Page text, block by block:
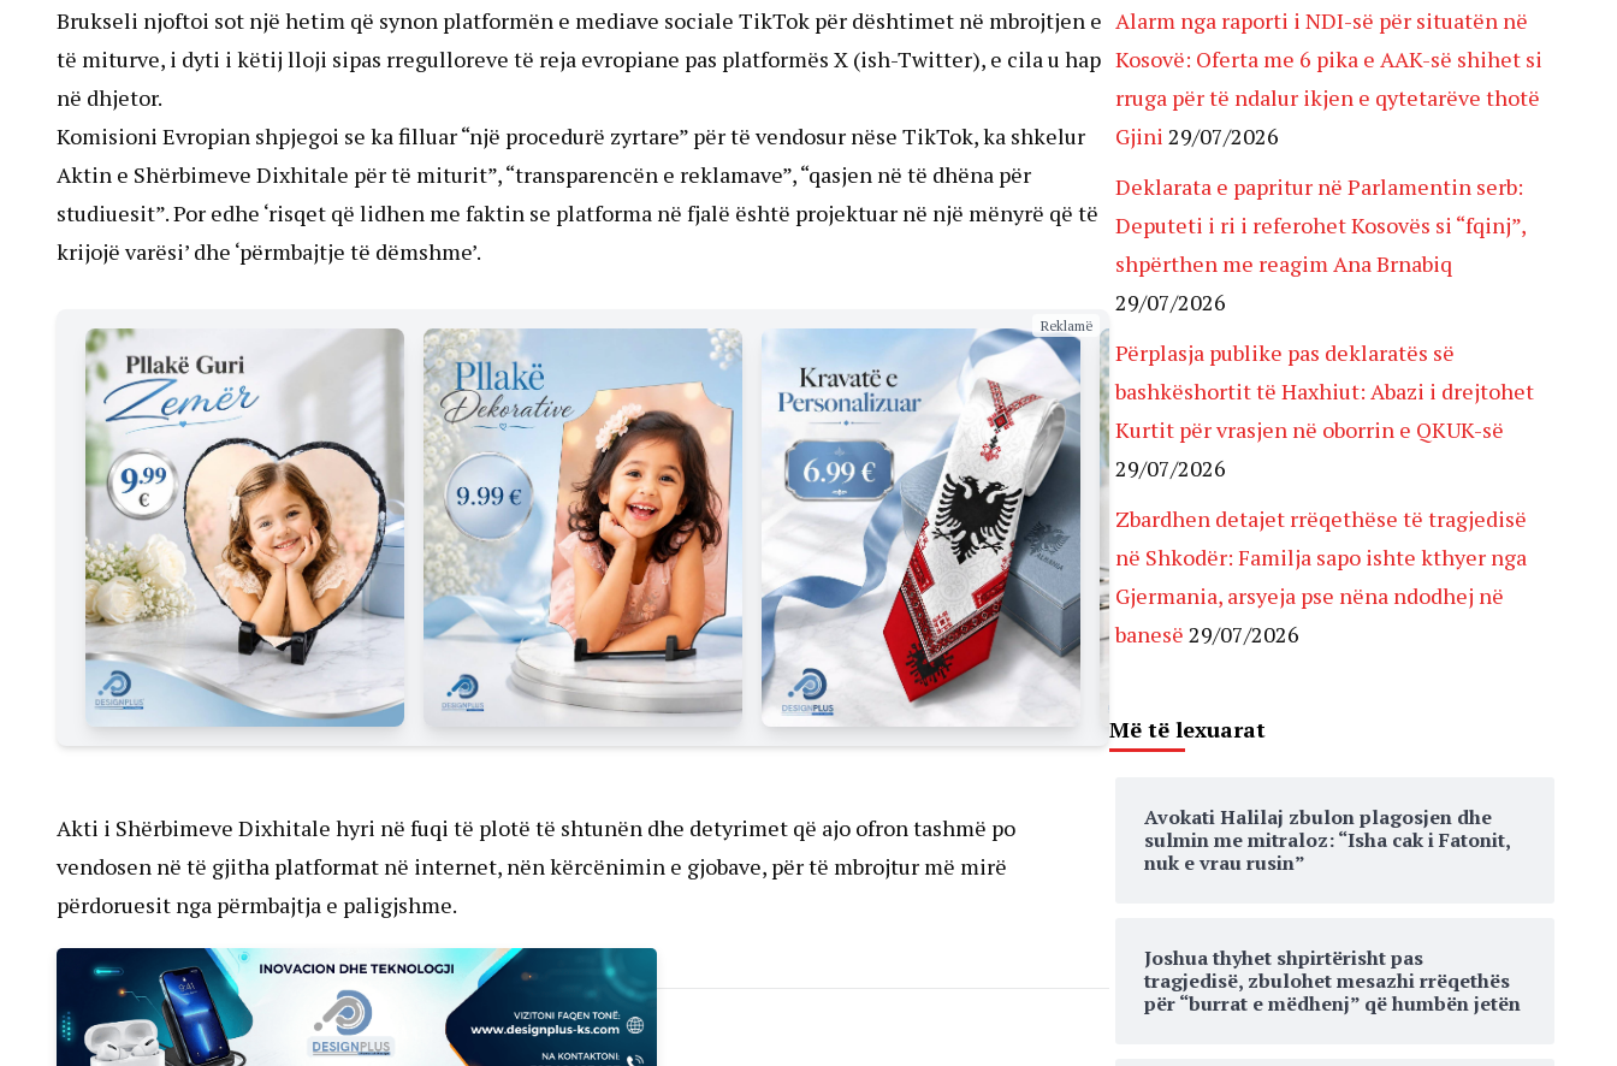
Brukseli njoftoi sot një hetim që synon platformën e mediave sociale TikTok për dështimet në mbrojtjen e
të miturve, i dyti i këtij lloji sipas rregulloreve të reja evropiane pas platformës X (ish-Twitter), e cila u hap
në dhjetor.
Komisioni Evropian shpjegoi se ka filluar “një procedurë zyrtare” për të vendosur nëse TikTok, ka shkelur
Aktin e Shërbimeve Dixhitale për të miturit”, “transparencën e reklamave”, “qasjen në të dhëna për
studiuesit”. Por edhe ‘risqet që lidhen me faktin se platforma në fjalë është projektuar në një mënyrë që të
krijojë varësi’ dhe ‘përmbajtje të dëmshme’.
Reklamë
Akti i Shërbimeve Dixhitale hyri në fuqi të plotë të shtunën dhe detyrimet që ajo ofron tashmë po
vendosen në të gjitha platformat në internet, nën kërcënimin e gjobave, për të mbrojtur më mirë
përdoruesit nga përmbajtja e paligjshme.
Alarm nga raporti i NDI-së për situatën në
Kosovë: Oferta me 6 pika e AAK-së shihet si
rruga për të ndalur ikjen e qytetarëve thotë
Gjini 29/07/2026
Deklarata e papritur në Parlamentin serb:
Deputeti i ri i referohet Kosovës si “fqinj”,
shpërthen me reagim Ana Brnabiq
29/07/2026
Përplasja publike pas deklaratës së
bashkëshortit të Haxhiut: Abazi i drejtohet
Kurtit për vrasjen në oborrin e QKUK-së
29/07/2026
Zbardhen detajet rrëqethëse të tragjedisë
në Shkodër: Familja sapo ishte kthyer nga
Gjermania, arsyeja pse nëna ndodhej në
banesë 29/07/2026
Më të lexuarat
Avokati Halilaj zbulon plagosjen dhe
sulmin me mitraloz: “Isha cak i Fatonit,
nuk e vrau rusin”
Joshua thyhet shpirtërisht pas
tragjedisë, zbulohet mesazhi rrëqethës
për “burrat e mëdhenj” që humbën jetën